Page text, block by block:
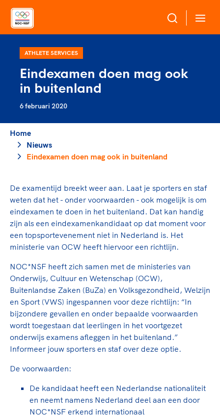
Over NOC*NSF
Sportagenda 2032
Merkbescherming NOC*NSF
Geven aan Sport
Sportonderzoek
Sportakkoord II
Game Changer
TeamNL kids
Olympische geschiedenis
Nieuwspagina
Sportdeelname
Bonden en professionals in de sport
Beleidsmedewerkers
Clubbestuurders
Officials
Veilige en integere sport
Diversiteit en inclusie
Duurzaamheid
Bekwaam sportkader
Vitale clubs en bestuurlijk kader
Sportmatch
Clubacties
High5 Stappenplan
Topsport
Voor talentvolle sporters
Paralympische Talentdag
TeamNL Academie Kalender
TeamNL Sport Science Centre
Olympische Spelen LA28
Paralympische Spelen LA28
Europese Spelen Istanbul 2027
Topsportbeleid
Topsportfinanciering
Maatschappelijke waarde topsport
Top teamsportcompetities
Pers
ATHLETE SERVICES
Eindexamen doen mag ook
in buitenland
6 februari 2020
Home
Nieuws
Eindexamen doen mag ook in buitenland
De examentijd breekt weer aan. Laat je sporters en staf
weten dat het - onder voorwaarden - ook mogelijk is om
eindexamen te doen in het buitenland. Dat kan handig
zijn als een eindexamenkandidaat op dat moment voor
een topsportevenement niet in Nederland is. Het
ministerie van OCW heeft hiervoor een richtlijn.
NOC*NSF heeft zich samen met de ministeries van
Onderwijs, Cultuur en Wetenschap (OCW),
Buitenlandse Zaken (BuZa) en Volksgezondheid, Welzijn
en Sport (VWS) ingespannen voor deze richtlijn: “In
bijzondere gevallen en onder bepaalde voorwaarden
wordt toegestaan dat leerlingen in het voortgezet
onderwijs examens afleggen in het buitenland.”
Informeer jouw sporters en staf over deze optie.
De voorwaarden:
De kandidaat heeft een Nederlandse nationaliteit
en neemt namens Nederland deel aan een door
NOC*NSF erkend internationaal